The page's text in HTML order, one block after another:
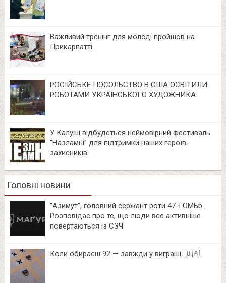
Важливий тренінг для молоді пройшов на
Прикарпатті.
РОСІЙСЬКЕ ПОСОЛЬСТВО В США ОСВІТИЛИ
РОБОТАМИ УКРАЇНСЬКОГО ХУДОЖНИКА
У Калуші відбудеться неймовірний фестиваль
“Назламні” для підтримки наших героїв-
захисників
Головні новини
⁨”Азимут”, головний сержант роти 47-ї ОМБр.
Розповідає про те, що люди все активніше
повертаються із СЗЧ.
Коли обираєш 92 — завжди у виграші. 🇺🇦